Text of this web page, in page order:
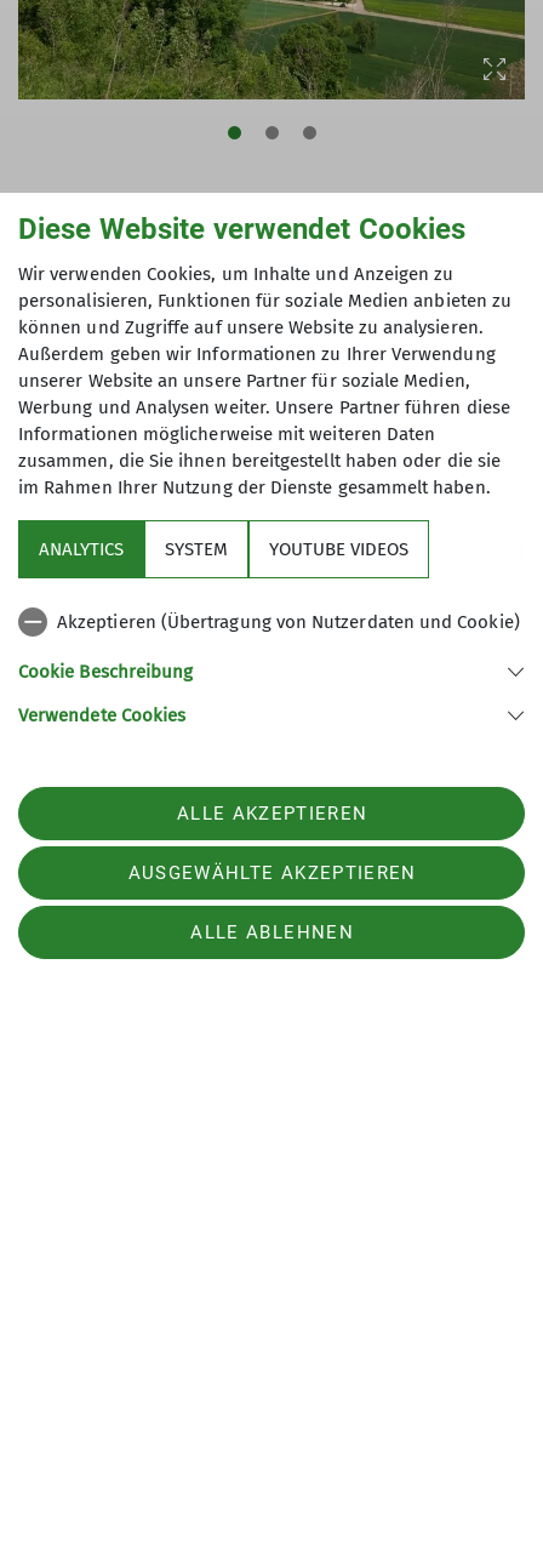
Blick vom Goldberg Richtung Goldburghausen,
Pflaumloch und Wallerstein
Überraschungseinladung bei meinen Verwandten
Diese Website verwendet Cookies
Wir verwenden Cookies, um Inhalte und Anzeigen zu
personalisieren, Funktionen für soziale Medien anbieten zu
können und Zugriffe auf unsere Website zu analysieren.
Außerdem geben wir Informationen zu Ihrer Verwendung
unserer Website an unsere Partner für soziale Medien,
Werbung und Analysen weiter. Unsere Partner führen diese
Informationen möglicherweise mit weiteren Daten
zusammen, die Sie ihnen bereitgestellt haben oder die sie
im Rahmen Ihrer Nutzung der Dienste gesammelt haben.
ANALYTICS SYSTEM YOUTUBE VIDEOS
Akzeptieren (Übertragung von Nutzerdaten und Cookie)
Cookie Beschreibung
Verwendete Cookies
ALLE AKZEPTIEREN
AUSGEWÄHLTE AKZEPTIEREN
ALLE ABLEHNEN